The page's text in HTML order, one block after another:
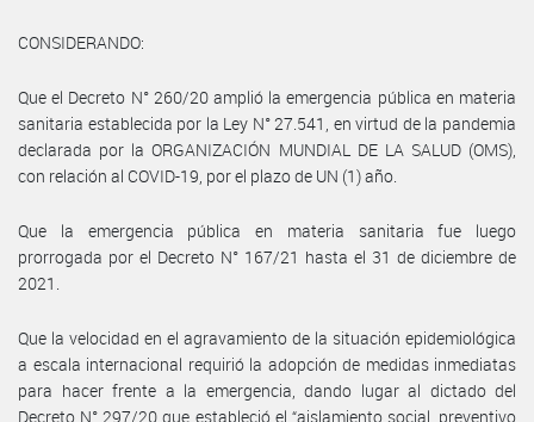
CONSIDERANDO:
Que el Decreto N° 260/20 amplió la emergencia pública en materia
sanitaria establecida por la Ley N° 27.541, en virtud de la pandemia
declarada por la ORGANIZACIÓN MUNDIAL DE LA SALUD (OMS),
con relación al COVID-19, por el plazo de UN (1) año.
Que la emergencia pública en materia sanitaria fue luego
prorrogada por el Decreto N° 167/21 hasta el 31 de diciembre de
2021.
Que la velocidad en el agravamiento de la situación epidemiológica
a escala internacional requirió la adopción de medidas inmediatas
para hacer frente a la emergencia, dando lugar al dictado del
Decreto N° 297/20 que estableció el “aislamiento social, preventivo